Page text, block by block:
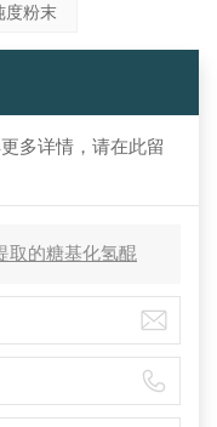
粉末
多详情，请在此留
取的糖基化氢醌